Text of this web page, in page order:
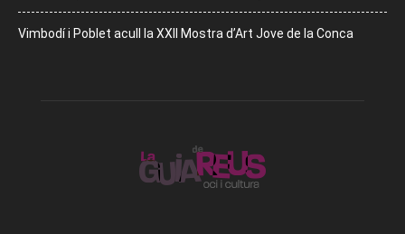
Vimbodí i Poblet acull la XXII Mostra d’Art Jove de la Conca